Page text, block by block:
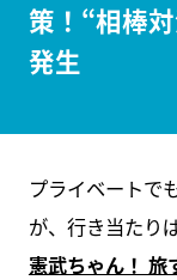
策！“相棒
発生
プライベートで
が、行き当たり
憲武ちゃん！ 旅